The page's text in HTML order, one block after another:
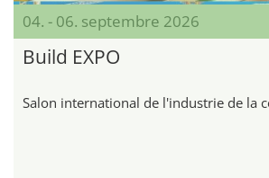
04. - 06. septembre 2026
Build EXPO
Salon international de l'industrie de la